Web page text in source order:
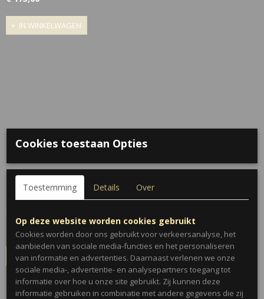
IN WINKELWAGEN
Staartextension White 17 117cm
€ 155,00
IN WINKELWAGEN
Cookies toestaan Opties
Toestemming Details Over
Op deze website worden cookies gebruikt
Cookies worden door ons gebruikt voor verkeersanalyse, het
aanbieden van sociale media-functies en het personaliseren
van informatie en advertenties. Daarnaast verlenen we onze
sociale media-, advertentie- en analysepartners toegang tot
informatie over hoe u onze site gebruikt. Zij kunnen deze
informatie gebruiken in combinatie met andere gegevens die zij